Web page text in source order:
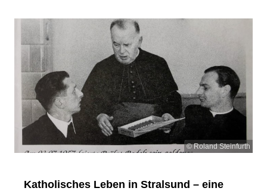
© Roland Steinfurth
Katholisches Leben in Stralsund – eine